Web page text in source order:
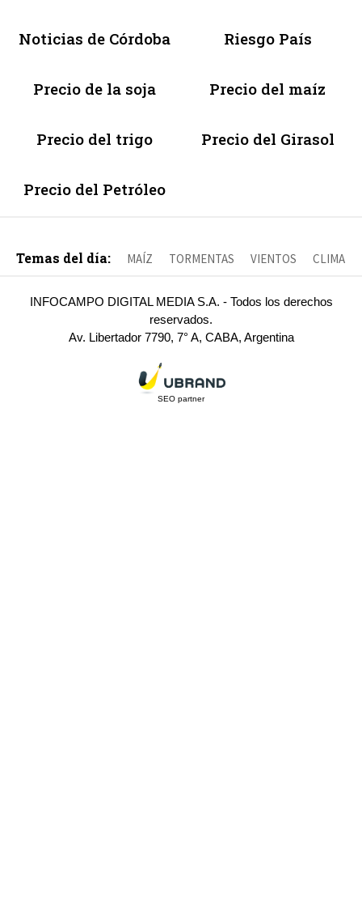
Noticias de Córdoba Riesgo País
Precio de la soja Precio del maíz
Precio del trigo Precio del Girasol
Precio del Petróleo
Temas del día: MAÍZ TORMENTAS VIENTOS CLIMA
INFOCAMPO DIGITAL MEDIA S.A. - Todos los derechos
reservados.
Av. Libertador 7790, 7° A, CABA, Argentina
SEO partner